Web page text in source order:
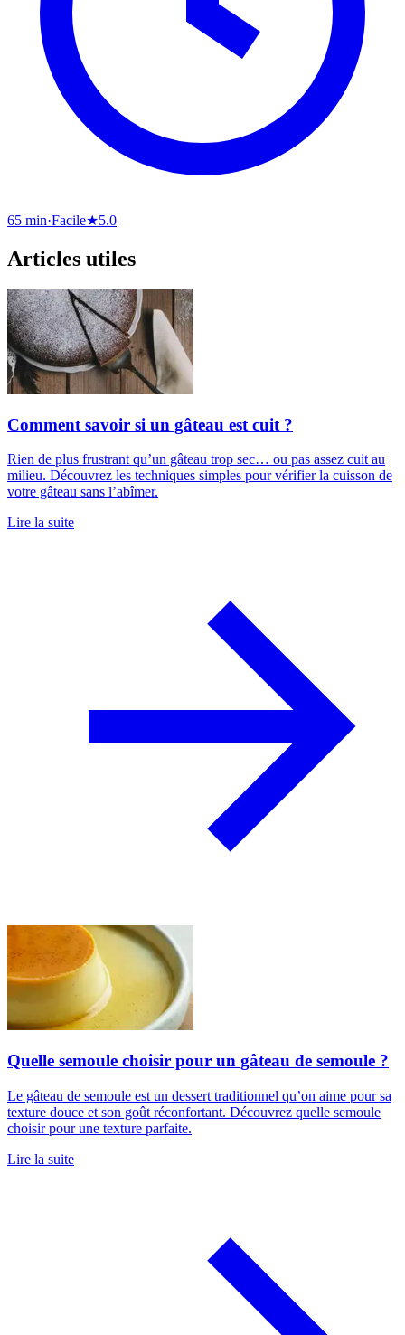
65 min·Facile★5.0
Articles utiles
Comment savoir si un gâteau est cuit ?
Rien de plus frustrant qu’un gâteau trop sec… ou pas assez cuit au
milieu. Découvrez les techniques simples pour vérifier la cuisson de
votre gâteau sans l’abîmer.
Lire la suite
Quelle semoule choisir pour un gâteau de semoule ?
Le gâteau de semoule est un dessert traditionnel qu’on aime pour sa
texture douce et son goût réconfortant. Découvrez quelle semoule
choisir pour une texture parfaite.
Lire la suite